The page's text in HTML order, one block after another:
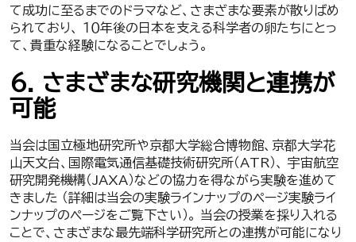
て成功に至るまでのドラマなど、さまざまな要素が散りばめ
られており、 １０年後の日本を支える科学者の卵たちにとっ
て、貴重な経験になることでしょう。
６. さまざまな研究機関と連携が
可能
当会は国立極地研究所や京都大学総合博物館、京都大学花
山天文台、国際電気通信基礎技術研究所（ATR）、 宇宙航空
研究開発機構（JAXA）などの協力を得ながら実験を進めて
きました （詳細は当会の実験ラインナップのページ実験ライ
ンナップのページをご覧下さい）。 当会の授業を採り入れる
ことで、さまざまな最先端科学研究所との連携が可能になり